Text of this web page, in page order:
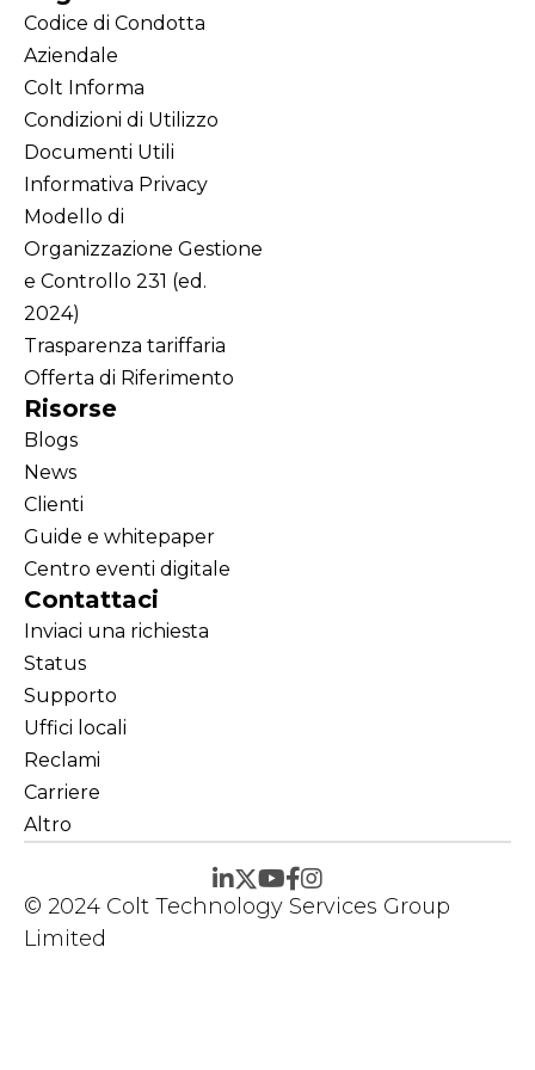
Codice di Condotta
Aziendale
Colt Informa
Condizioni di Utilizzo
Documenti Utili
Informativa Privacy
Modello di
Organizzazione Gestione
e Controllo 231 (ed.
2024)
Trasparenza tariffaria
Offerta di Riferimento
Risorse
Blogs
News
Clienti
Guide e whitepaper
Centro eventi digitale
Contattaci
Inviaci una richiesta
Status
Supporto
Uffici locali
Reclami
Carriere
Altro
© 2024 Colt Technology Services Group
Limited